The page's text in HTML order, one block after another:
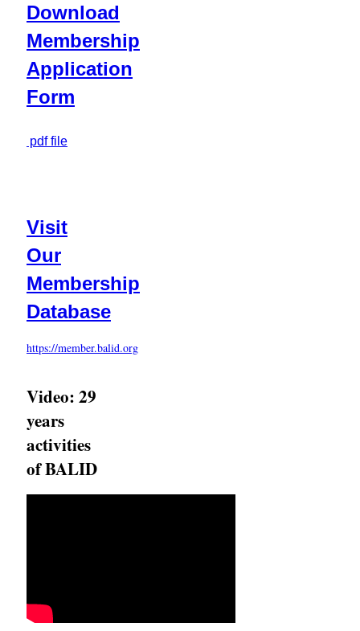
Download
Membership
Application
Form
pdf file
Visit
Our
Membership
Database
https://member.balid.org
Video: 29
years
activities
of BALID